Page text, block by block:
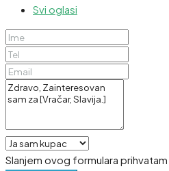
Svi oglasi
Slanjem ovog formulara prihvatam